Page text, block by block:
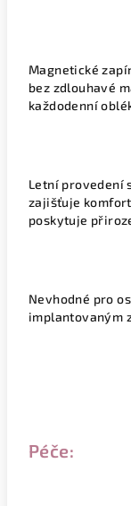
Magnetické
bez zdlouhavé
každodenní
Letní provedení
zajišťuje
poskytuje
Nevhodné pro
implantovaným
Péče: